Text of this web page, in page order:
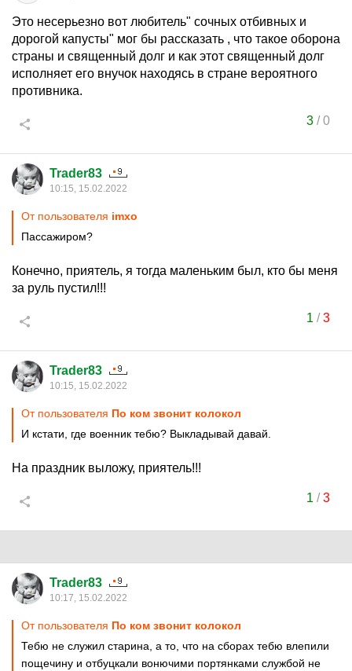
Это несерьезно вот любитель" сочных отбивных и
дорогой капусты" мог бы рассказать , что такое оборона
страны и священный долг и как этот священный долг
исполняет его внучок находясь в стране вероятного
противника.
3/0
Trader83
10:15, 15.02.2022
От пользователя imxo
Пассажиром?
Конечно, приятель, я тогда маленьким был, кто бы меня
за руль пустил!!!
1 /3
Trader83
10:15, 15.02.2022
От пользователя По ком звонит колокол
И кстати, где военник тебю? Выкладывай давай.
На праздник выложу, приятель!!!
1 /3
Trader83
10:17, 15.02.2022
От пользователя По ком звонит колокол
Тебю не служил старина, а то, что на сборах тебю влепили
пощечину и отбуцкали вонючими портянками службой не